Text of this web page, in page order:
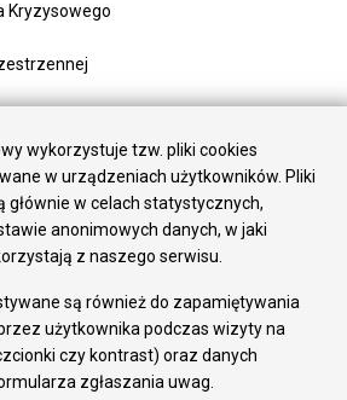
Kryzysowego
Podawcza
wykorzystuje tzw. pliki cookies
w urządzeniach użytkowników. Pliki
w celach statystycznych,
anonimowych danych, w jaki
z naszego serwisu.
są również do zapamiętywania
użytkownika podczas wizyty na
czy kontrast) oraz danych
zgłaszania uwag.